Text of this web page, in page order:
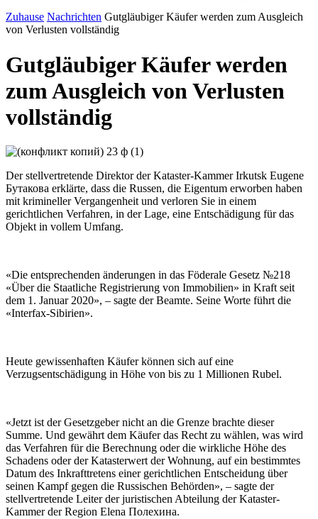
Zuhause Nachrichten Gutgläubiger Käufer werden zum Ausgleich
von Verlusten vollständig
Gutgläubiger Käufer werden
zum Ausgleich von Verlusten
vollständig
Der stellvertretende Direktor der Kataster-Kammer Irkutsk Eugene
Бутакова erklärte, dass die Russen, die Eigentum erworben haben
mit krimineller Vergangenheit und verloren Sie in einem
gerichtlichen Verfahren, in der Lage, eine Entschädigung für das
Objekt in vollem Umfang.
«Die entsprechenden änderungen in das Föderale Gesetz №218
«Über die Staatliche Registrierung von Immobilien» in Kraft seit
dem 1. Januar 2020», – sagte der Beamte. Seine Worte führt die
«Interfax-Sibirien».
Heute gewissenhaften Käufer können sich auf eine
Verzugsentschädigung in Höhe von bis zu 1 Millionen Rubel.
«Jetzt ist der Gesetzgeber nicht an die Grenze brachte dieser
Summe. Und gewährt dem Käufer das Recht zu wählen, was wird
das Verfahren für die Berechnung oder die wirkliche Höhe des
Schadens oder der Katasterwert der Wohnung, auf ein bestimmtes
Datum des Inkrafttretens einer gerichtlichen Entscheidung über
seinen Kampf gegen die Russischen Behörden», – sagte der
stellvertretende Leiter der juristischen Abteilung der Kataster-
Kammer der Region Elena Полехина.